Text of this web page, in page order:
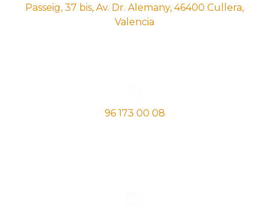
Passeig, 37 bis, Av. Dr. Alemany, 46400 Cullera,
Valencia
96 173 00 08